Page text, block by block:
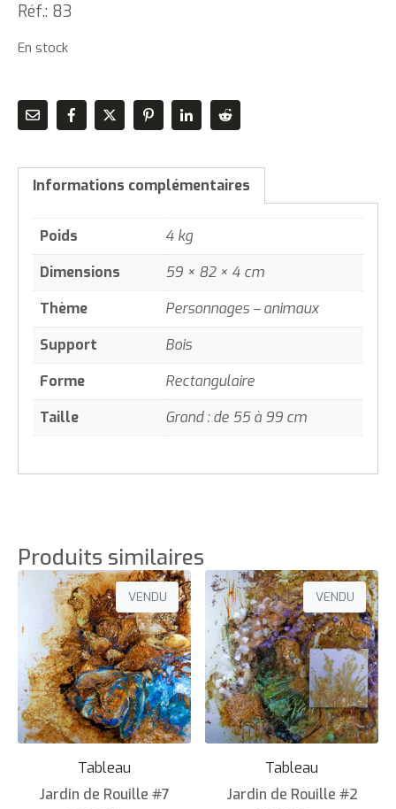
Réf.: 83
En stock
Informations complémentaires
Poids
4 kg
Dimensions
59 × 82 × 4 cm
Thème
Personnages – animaux
Support
Bois
Forme
Rectangulaire
Taille
Grand : de 55 à 99 cm
Produits similaires
VENDU
Tableau
Jardin de Rouille #7
VENDU
Tableau
Jardin de Rouille #2